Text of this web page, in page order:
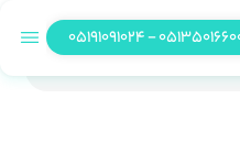
05135016600 -